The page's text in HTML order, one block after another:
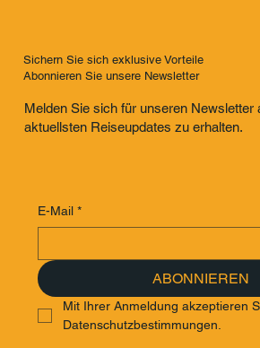
Sichern Sie sich exklusive Vorteile
Abonnieren Sie unsere Newsletter
Melden Sie sich für unseren Newsletter
aktuellsten Reiseupdates zu erhalten.
E-Mail *
ABONNIEREN
Mit Ihrer Anmeldung akzeptieren
Datenschutzbestimmungen.